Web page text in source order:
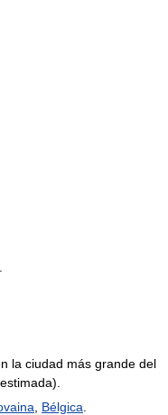
la ciudad más grande del
Bélgica